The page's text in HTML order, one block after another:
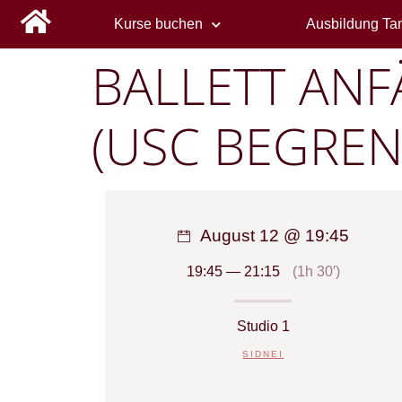
springen
Kurse buchen Ausbildung
BALLETT
(USC
August 12 @ 19:45
19:45 — 21:15 (1h 30′)
Studio 1
SIDNEI